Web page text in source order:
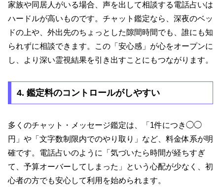
家族や同居人がいる場合、声を出して相談する電話占いは
ハードルが高いものです。チャット鑑定なら、深夜のベッ
ドの上や、外出先のちょっとした隙間時間でも、誰にも知
られずに相談できます。この「安心感」が心をオープンに
し、より深い霊視結果を引き出すことにもつながります。
4. 鑑定料のコントロールがしやすい
多くのチャット・メッセージ鑑定は、「1件につき◯◯
円」や「文字数制限内でのやり取り」など、料金体系が明
確です。電話占いのように「気づいたら時間が経ちすぎ
て、予算オーバーしてしまった」という心配が少なく、初
心者の方でも安心して利用を始められます。